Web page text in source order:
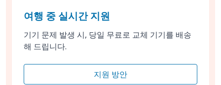
여행 중 실시간 지원
기기 문제 발생 시, 당일 무료로 교체 기기를 배송
해 드립니다.
지원 방안